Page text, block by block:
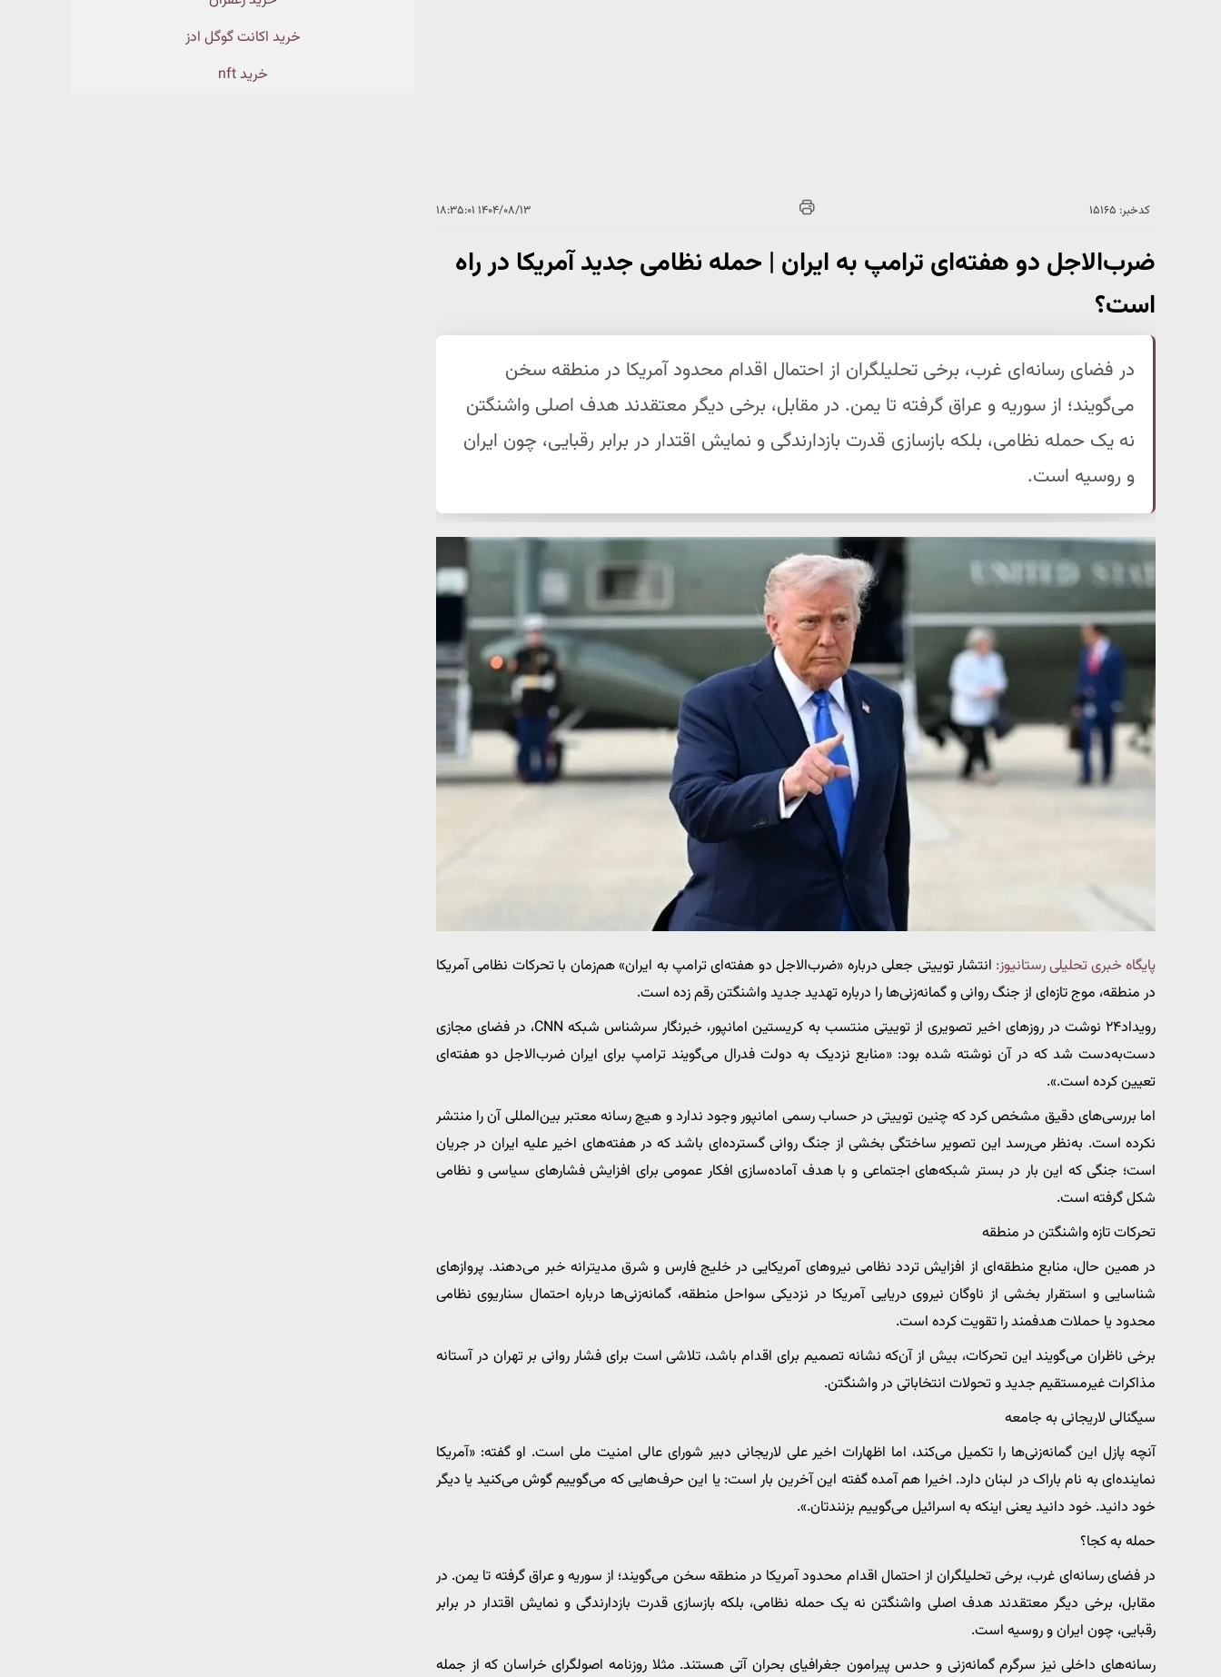
کدخبر: ۱۵۱۶۵ ۱۴۰۴/۰۸/۱۳ ۱۸:۳۵:۰۱
ضرب‌الاجل دو هفته‌ای ترامپ به ایران | حمله نظامی جدید آمریکا در راه
است؟
در فضای رسانه‌ای غرب، برخی تحلیلگران از احتمال اقدام محدود آمریکا در منطقه سخن
می‌گویند؛ از سوریه و عراق گرفته تا یمن. در مقابل، برخی دیگر معتقدند هدف اصلی واشنگتن
نه یک حمله نظامی، بلکه بازسازی قدرت بازدارندگی و نمایش اقتدار در برابر رقبایی، چون ایران
و روسیه است.
پایگاه خبری تحلیلی رستانیوز: انتشار توییتی جعلی درباره «ضرب‌الاجل دو هفته‌ای ترامپ به ایران» هم‌زمان با تحرکات نظامی آمریکا
در منطقه، موج تازه‌ای از جنگ روانی و گمانه‌زنی‌ها را درباره تهدید جدید واشنگتن رقم زده است.
رویداد۲۴ نوشت در روز‌های اخیر تصویری از توییتی منتسب به کریستین امانپور، خبرنگار سرشناس شبکه CNN، در فضای مجازی
دست‌به‌دست شد که در آن نوشته شده بود: «منابع نزدیک به دولت فدرال می‌گویند ترامپ برای ایران ضرب‌الاجل دو هفته‌ای
تعیین کرده است.».
اما بررسی‌های دقیق مشخص کرد که چنین توییتی در حساب رسمی امانپور وجود ندارد و هیچ رسانه معتبر بین‌المللی آن را منتشر
نکرده است. به‌نظر می‌رسد این تصویر ساختگی بخشی از جنگ روانی گسترده‌ای باشد که در هفته‌های اخیر علیه ایران در جریان
است؛ جنگی که این بار در بستر شبکه‌های اجتماعی و با هدف آماده‌سازی افکار عمومی برای افزایش فشار‌های سیاسی و نظامی
شکل گرفته است.
تحرکات تازه واشنگتن در منطقه
در همین حال، منابع منطقه‌ای از افزایش تردد نظامی نیرو‌های آمریکایی در خلیج فارس و شرق مدیترانه خبر می‌دهند. پرواز‌های
شناسایی و استقرار بخشی از ناوگان نیروی دریایی آمریکا در نزدیکی سواحل منطقه، گمانه‌زنی‌ها درباره احتمال سناریوی نظامی
محدود یا حملات هدفمند را تقویت کرده است.
برخی ناظران می‌گویند این تحرکات، بیش از آن‌که نشانه تصمیم برای اقدام باشد، تلاشی است برای فشار روانی بر تهران در آستانه
مذاکرات غیرمستقیم جدید و تحولات انتخاباتی در واشنگتن.
سیگنالی لاریجانی به جامعه
آنچه پازل این گمانه‌زنی‌ها را تکمیل می‌کند، اما اظهارات اخیر علی لاریجانی دبیر شورای عالی امنیت ملی است. او گفته: «آمریکا
نماینده‌ای به نام باراک در لبنان دارد. اخیرا هم آمده گفته این آخرین بار است: یا این حرف‌هایی که می‌گوییم گوش می‌کنید یا دیگر
خود دانید. خود دانید یعنی اینکه به اسرائیل می‌گوییم بزنندتان.».
حمله به کجا؟
در فضای رسانه‌ای غرب، برخی تحلیلگران از احتمال اقدام محدود آمریکا در منطقه سخن می‌گویند؛ از سوریه و عراق گرفته تا یمن. در
مقابل، برخی دیگر معتقدند هدف اصلی واشنگتن نه یک حمله نظامی، بلکه بازسازی قدرت بازدارندگی و نمایش اقتدار در برابر
رقبایی، چون ایران و روسیه است.
رسانه‌های داخلی نیز سرگرم گمانه‌زنی و حدس پیرامون جغرافیای بحران آتی هستند. مثلا روزنامه اصولگرای خراسان که از جمله
خرید اکانت گوگل ادز
خرید nft